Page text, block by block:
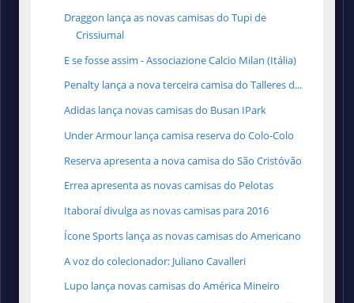
Draggon lança as novas camisas do Tupi de
Crissiumal
E se fosse assim - Associazione Calcio Milan (Itália)
Penalty lança a nova terceira camisa do Talleres d...
Adidas lança novas camisas do Busan IPark
Under Armour lança camisa reserva do Colo-Colo
Reserva apresenta a nova camisa do São Cristóvão
Errea apresenta as novas camisas do Pelotas
Itaboraí divulga as novas camisas para 2016
Ícone Sports lança as novas camisas do Americano
A voz do colecionador: Juliano Cavalleri
Lupo lança novas camisas do América Mineiro